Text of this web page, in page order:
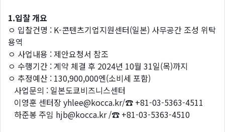
1.입찰 개요
ㅇ 입찰건명 : K-콘텐츠기업지원센터(일본) 사무공간 조성 위탁
용역
ㅇ 사업내용 : 제안요청서 참조
ㅇ 수행기간 : 계약 체결 후 2024년 10월 31일(목)까지
ㅇ 추정예산 : 130,900,000엔(소비세 포함)
사업문의 : 일본도쿄비즈니스센터
이영훈 센터장 yhlee@kocca.kr/☎ +81-03-5363-4511
하준봉 주임 hjb@kocca.kr /☎ +81-03-5363-4510